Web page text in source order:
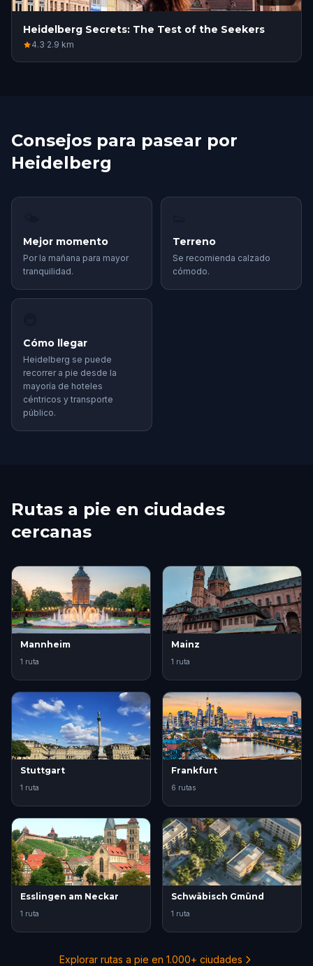
Heidelberg Secrets: The Test of the Seekers
4.3·2.9 km
Consejos para pasear por
Heidelberg
Mejor momento
Por la mañana para mayor
tranquilidad.
Terreno
Se recomienda calzado
cómodo.
Cómo llegar
Heidelberg se puede
recorrer a pie desde la
mayoría de hoteles
céntricos y transporte
público.
Rutas a pie en ciudades
cercanas
Mannheim
1 ruta
Mainz
1 ruta
Stuttgart
1 ruta
Frankfurt
6 rutas
Esslingen am Neckar
1 ruta
Schwäbisch Gmünd
1 ruta
Explorar rutas a pie en 1.000+ ciudades